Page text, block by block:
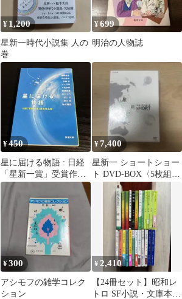
¥ 1,200
星新一時代小説集 人の
巻
¥699
明治の人物誌
¥450
星に届ける物語 : 日経
「星新一賞」受賞作品
集 t37
¥7,400
星新一 ショートショー
ト DVD-BOX〈5枚組〉
（1〜5巻）
¥300
アシモフの雑学コレク
ション
¥ 2,410
【24冊セット】昭和レ
トロ SF小説・文庫本ま